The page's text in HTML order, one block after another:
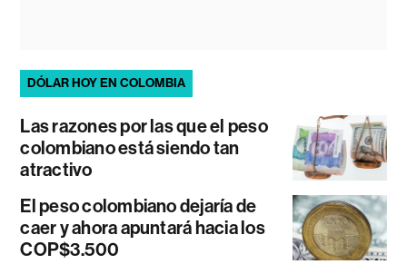
DÓLAR HOY EN COLOMBIA
Las razones por las que el peso
colombiano está siendo tan
atractivo
El peso colombiano dejaría de
caer y ahora apuntará hacia los
COP$3.500